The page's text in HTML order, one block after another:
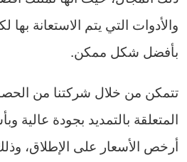
والأدوات التي يتم الاستعانة بها
بأفضل شكل ممكن.
تتمكن من خلال شركتنا من
المتعلقة بالتمديد بجودة عالية
أرخص الأسعار على الإطلاق،